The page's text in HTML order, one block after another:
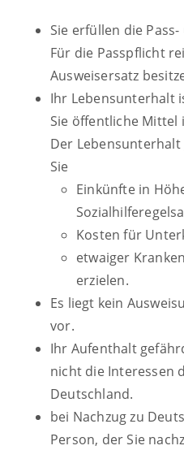
Sie erfüllen die
Für die Passpflicht
Ausweisersatz
Ihr Lebensunterhalt
Sie öffentliche Mittel
Der
Sie
Einkünfte in
Kosten für
etwaiger
erzielen.
Es liegt kein
vor.
Ihr Aufenthalt
nicht die Interessen
Deutschland.
bei Nachzug zu
Person, der Sie